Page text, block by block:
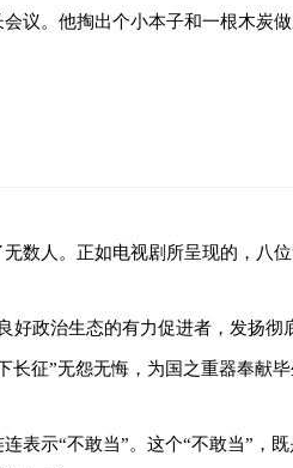
议。他掏出个小本子和一根木炭
趴了一整天，此时已快冻成冰棍
奶白色，俯身嗅了嗅，拦住了大家
们再吃！”大胖拍着肚子说。有
糊住，他喊着大胖等人的名字，
疼，但不知道伤口在哪儿，还是
旗仍顽强地从歪斜的旗杆上飘出
块布条的红旗仍在飘动，发出啪
响，那团骤然亮起的烈焰射向天
数人。正如电视剧所呈现的，八
政治生态的有力促进者，发扬
长征”无怨无悔，为国之重器奉
表示“不敢当”。这个“不敢当”，